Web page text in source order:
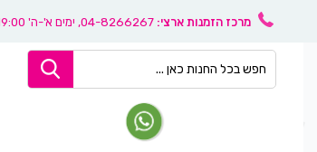
מרכז הזמנות ארצי: 04-8266267, ימים א'-ה' 9:00-19:00, ו’ 08:30-14:00